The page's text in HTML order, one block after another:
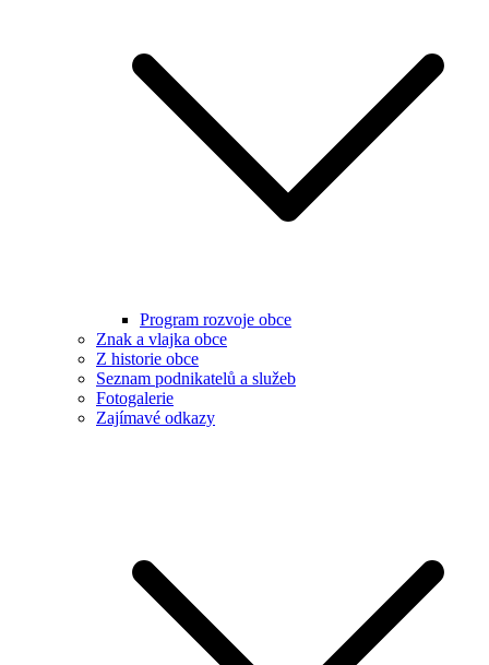
Program rozvoje obce
Znak a vlajka obce
Z historie obce
Seznam podnikatelů a služeb
Fotogalerie
Zajímavé odkazy